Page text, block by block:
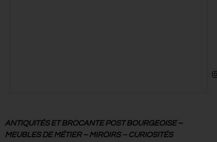
ANTIQUITÉS ET BROCANTE POST BOURGEOISE –
MEUBLES DE MÉTIER – MIROIRS – CURIOSITÉS